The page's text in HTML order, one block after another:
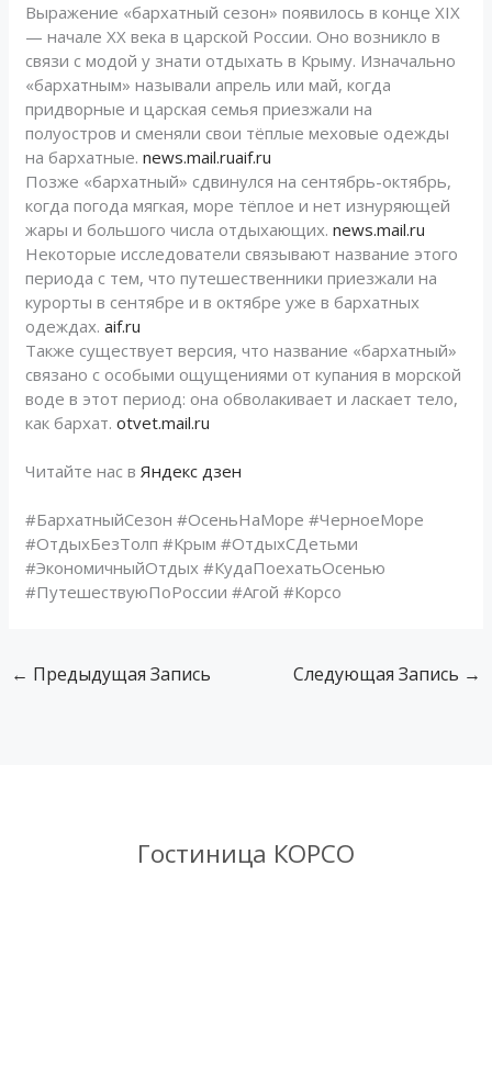
Выражение «бархатный сезон» появилось в конце XIX
— начале XX века в царской России. Оно возникло в
связи с модой у знати отдыхать в Крыму. Изначально
«бархатным» называли апрель или май, когда
придворные и царская семья приезжали на
полуостров и сменяли свои тёплые меховые одежды
на бархатные.news.mail.ruaif.ru
Позже «бархатный» сдвинулся на сентябрь-октябрь,
когда погода мягкая, море тёплое и нет изнуряющей
жары и большого числа отдыхающих.news.mail.ru
Некоторые исследователи связывают название этого
периода с тем, что путешественники приезжали на
курорты в сентябре и в октябре уже в бархатных
одеждах.aif.ru
Также существует версия, что название «бархатный»
связано с особыми ощущениями от купания в морской
воде в этот период: она обволакивает и ласкает тело,
как бархат.otvet.mail.ru
Читайте нас вЯндекс дзен
#БархатныйСезон #ОсеньНаМоре #ЧерноеМоре
#ОтдыхБезТолп #Крым #ОтдыхСДетьми
#ЭкономичныйОтдых #КудаПоехатьОсенью
#ПутешествуюПоРоссии #Агой #Корсо
← Предыдущая Запись Следующая Запись →
Гостиница КОРСО